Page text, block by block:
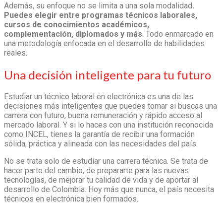
Además, su enfoque no se limita a una sola modalidad.
Puedes elegir entre programas técnicos laborales,
cursos de conocimientos académicos,
complementación, diplomados y más . Todo enmarcado en
una metodología enfocada en el desarrollo de habilidades
reales.
Una decisión inteligente para tu futuro
Estudiar un técnico laboral en electrónica es una de las
decisiones más inteligentes que puedes tomar si buscas una
carrera con futuro, buena remuneración y rápido acceso al
mercado laboral. Y si lo haces con una institución reconocida
como INCEL, tienes la garantía de recibir una formación
sólida, práctica y alineada con las necesidades del país.
No se trata solo de estudiar una carrera técnica. Se trata de
hacer parte del cambio, de prepararte para las nuevas
tecnologías, de mejorar tu calidad de vida y de aportar al
desarrollo de Colombia. Hoy más que nunca, el país necesita
técnicos en electrónica bien formados.